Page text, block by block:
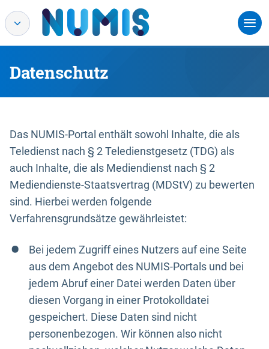
Datenschutz
Das NUMIS-Portal enthält sowohl Inhalte, die als
Teledienst nach § 2 Teledienstgesetz (TDG) als
auch Inhalte, die als Mediendienst nach § 2
Mediendienste-Staatsvertrag (MDStV) zu bewerten
sind. Hierbei werden folgende
Verfahrensgrundsätze gewährleistet:
Bei jedem Zugriff eines Nutzers auf eine Seite
aus dem Angebot des NUMIS-Portals und bei
jedem Abruf einer Datei werden Daten über
diesen Vorgang in einer Protokolldatei
gespeichert. Diese Daten sind nicht
personenbezogen. Wir können also nicht